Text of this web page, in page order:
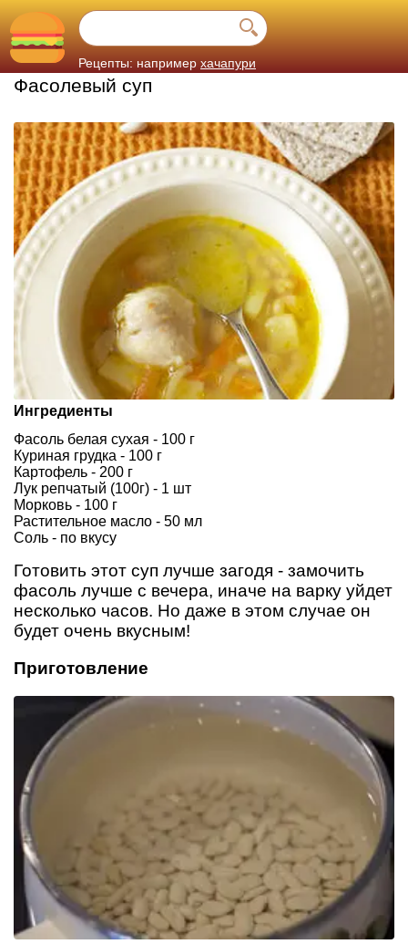
Рецепты: например хачапури
Фасолевый суп
Ингредиенты
Фасоль белая сухая - 100 г
Куриная грудка - 100 г
Картофель - 200 г
Лук репчатый (100г) - 1 шт
Морковь - 100 г
Растительное масло - 50 мл
Соль - по вкусу
Готовить этот суп лучше загодя - замочить
фасоль лучше с вечера, иначе на варку уйдет
несколько часов. Но даже в этом случае он
будет очень вкусным!
Приготовление